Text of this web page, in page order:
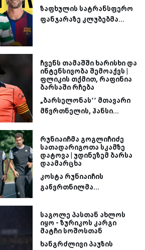
ზაფხულის სატრანსფერო
ფანჯარაზე კლუბებმა...
ჩვენს თამაშში ხარისხი და
ინტენსივობა შემოაქვს |
ფლიკის თქმით, რაფინია
ბარსაში რჩება
„ბარსელონას’’ მთავარი
მწვრთნელის, ჰანსი...
რუნიაიჩმა გოგლიჩიძე
სათადარიგოთა სკამზე
დატოვა | უდინეზემ ბარსა
დაამარცხა
კოსტა რუნიაიჩის
გაწვრთნილმა...
საგოლე პასთან ახლოს
იყო - ზურიკოს კარგი
მატჩი სოშოსთან
ხანგრძლივი პაუზის